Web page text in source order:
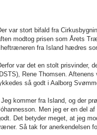
var stort bifald fra
modtog prisen som Årets
fra Island hædres
var det en stolt prisvinder,
Rene Thomsen.
så godt i Aalborg
kommer fra Island, og der
Men jeg er en del
Det betyder meget, at jeg
Så tak for anerkendelsen